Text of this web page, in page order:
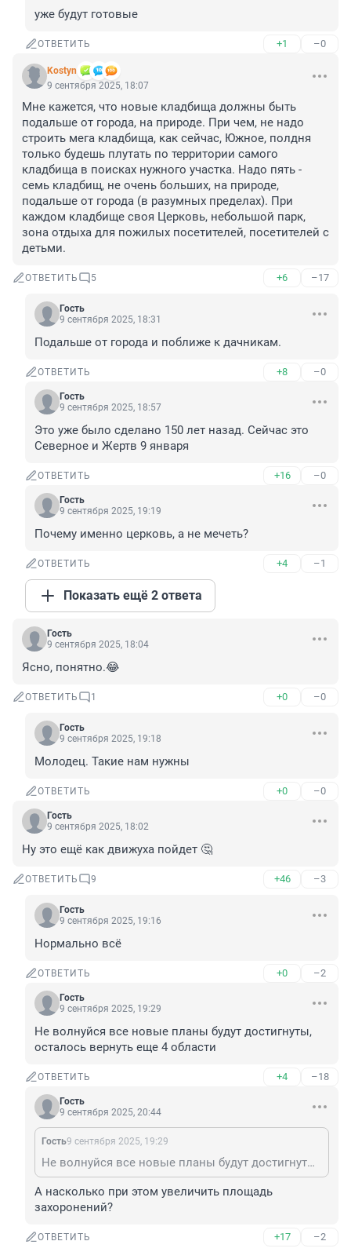
уже будут готовые
ОТВЕТИТЬ +1 –0
Kostyn
9 сентября 2025, 18:07
Мне кажется, что новые кладбища должны быть
подальше от города, на природе. При чем, не надо
строить мега кладбища, как сейчас, Южное, полдня
только будешь плутать по территории самого
кладбища в поисках нужного участка. Надо пять -
семь кладбищ, не очень больших, на природе,
подальше от города (в разумных пределах). При
каждом кладбище своя Церковь, небольшой парк,
зона отдыха для пожилых посетителей, посетителей с
детьми.
ОТВЕТИТЬ 5 +6 –17
Гость
9 сентября 2025, 18:31
Подальше от города и поближе к дачникам.
ОТВЕТИТЬ +8 –0
Гость
9 сентября 2025, 18:57
Это уже было сделано 150 лет назад. Сейчас это
Северное и Жертв 9 января
ОТВЕТИТЬ +16 –0
Гость
9 сентября 2025, 19:19
Почему именно церковь, а не мечеть?
ОТВЕТИТЬ +4 –1
Показать ещё 2 ответа
Гость
9 сентября 2025, 18:04
Ясно, понятно.😂
ОТВЕТИТЬ 1 +0 –0
Гость
9 сентября 2025, 19:18
Молодец. Такие нам нужны
ОТВЕТИТЬ +0 –0
Гость
9 сентября 2025, 18:02
Ну это ещё как движуха пойдет 🤔
ОТВЕТИТЬ 9 +46 –3
Гость
9 сентября 2025, 19:16
Нормально всё
ОТВЕТИТЬ +0 –2
Гость
9 сентября 2025, 19:29
Не волнуйся все новые планы будут достигнуты,
осталось вернуть еще 4 области
ОТВЕТИТЬ +4 –18
Гость
9 сентября 2025, 20:44
Гость9 сентября 2025, 19:29
Не волнуйся все новые планы будут достигнуты, осталось вернуть еще 4 области
А насколько при этом увеличить площадь
захоронений?
ОТВЕТИТЬ +17 –2